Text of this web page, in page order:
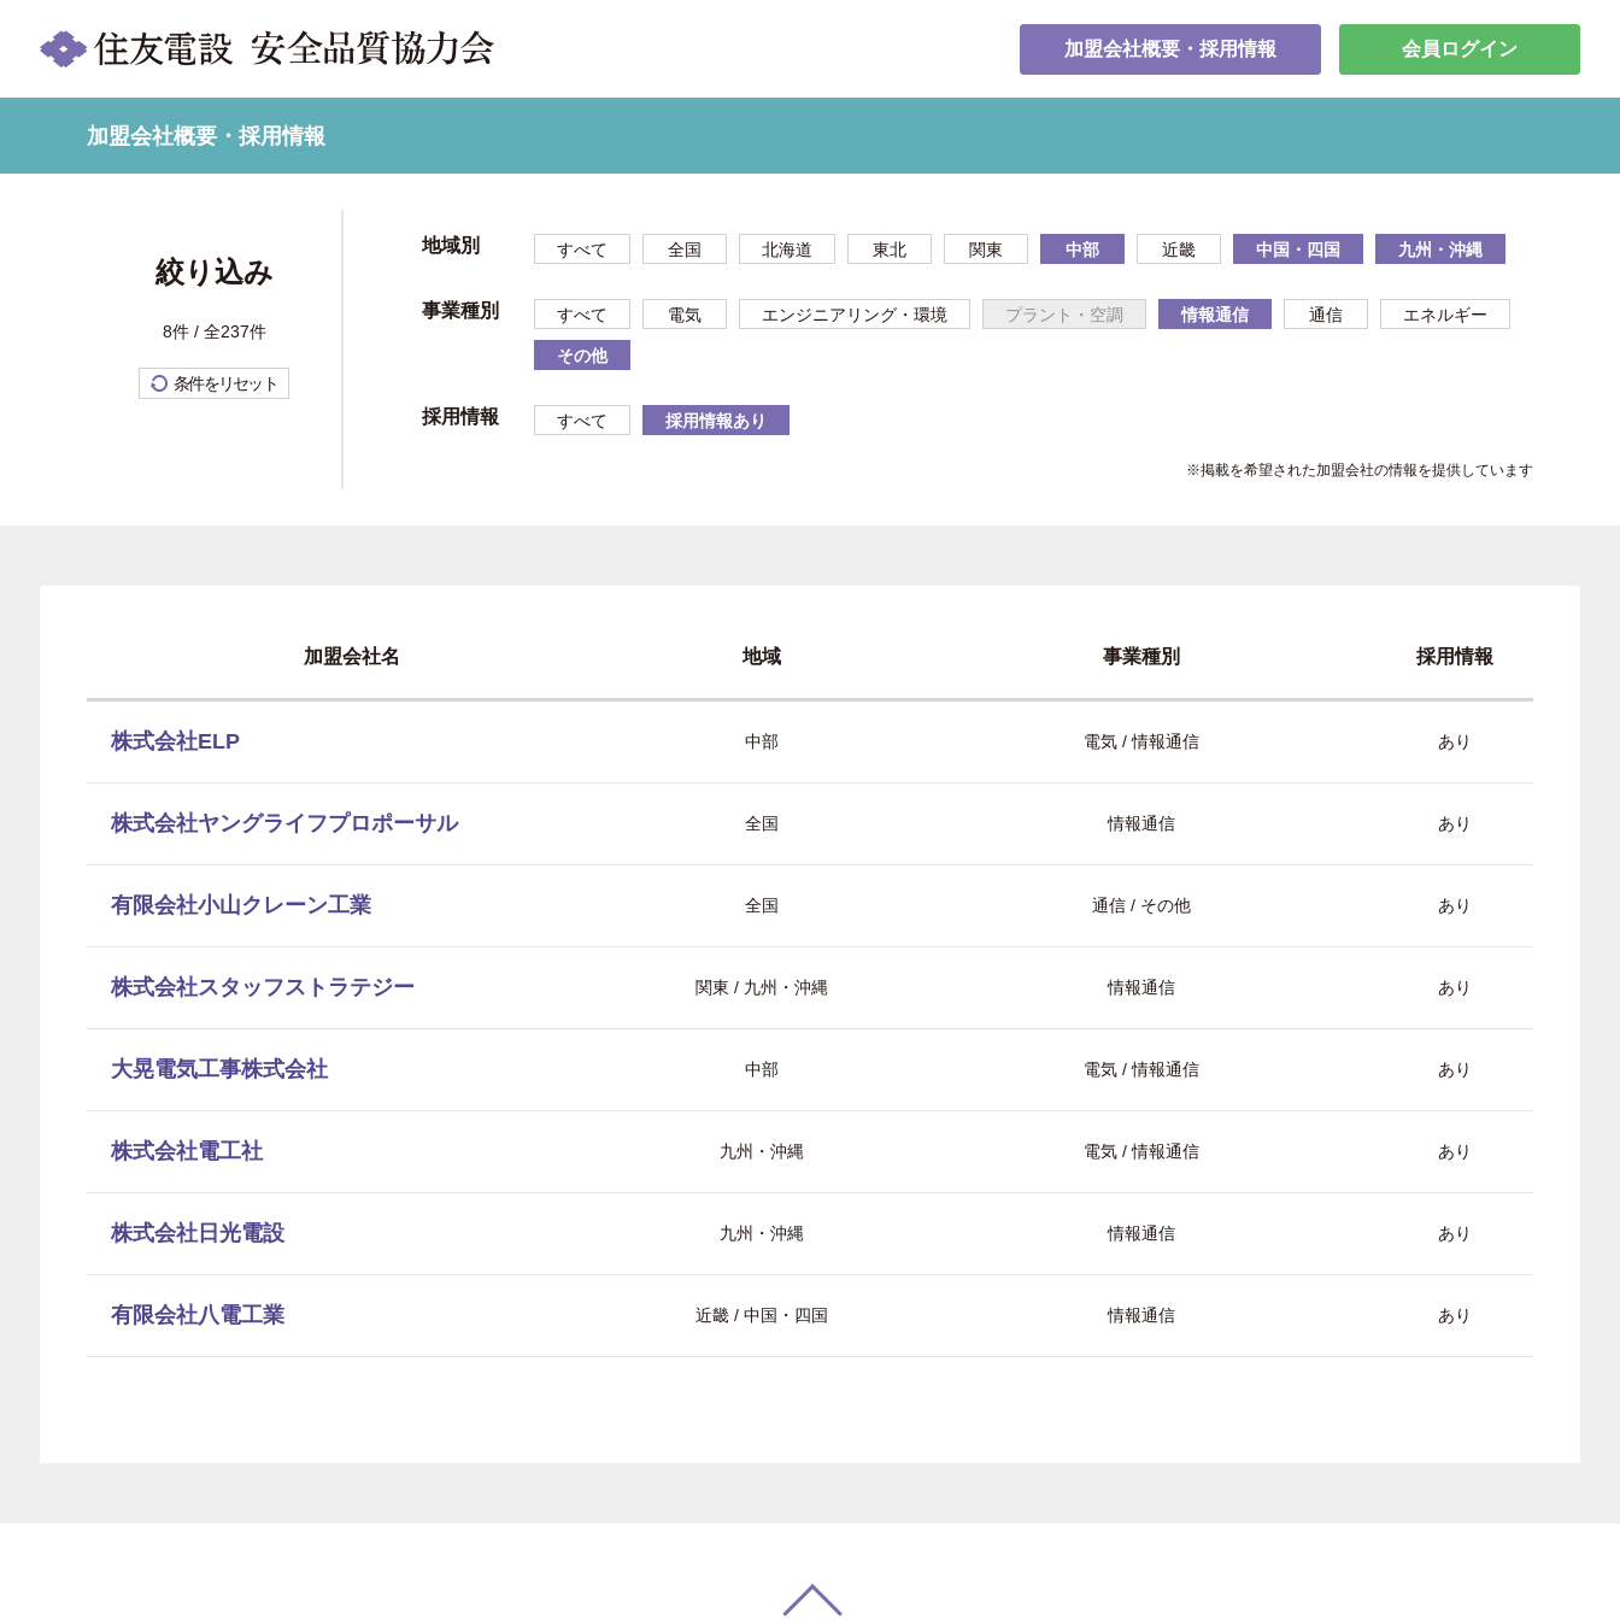
加盟会社概要・採用情報 会員ログイン
加盟会社概要・採用情報
絞り込み
8件 / 全237件
条件をリセット
地域別 すべて 全国 北海道 東北 関東 中部 近畿 中国・四国 九州・沖縄
事業種別 すべて 電気 エンジニアリング・環境 プラント・空調 情報通信 通信 エネルギー
その他
採用情報 すべて 採用情報あり
※掲載を希望された加盟会社の情報を提供しています
加盟会社名 地域 事業種別 採用情報
株式会社ELP 中部 電気 / 情報通信 あり
株式会社ヤングライフプロポーサル 全国 情報通信 あり
有限会社小山クレーン工業 全国 通信 / その他 あり
株式会社スタッフストラテジー 関東 / 九州・沖縄 情報通信 あり
大晃電気工事株式会社 中部 電気 / 情報通信 あり
株式会社電工社 九州・沖縄 電気 / 情報通信 あり
株式会社日光電設 九州・沖縄 情報通信 あり
有限会社八電工業 近畿 / 中国・四国 情報通信 あり